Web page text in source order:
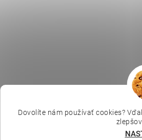
Dovolíte nám používať cookies?